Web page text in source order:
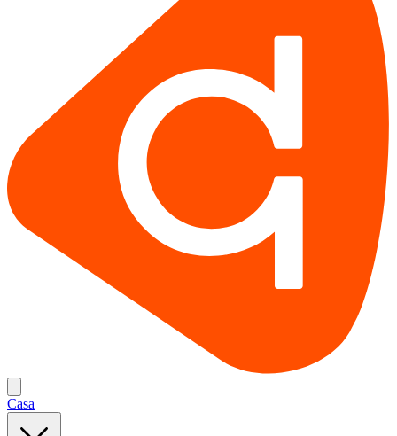
Casa